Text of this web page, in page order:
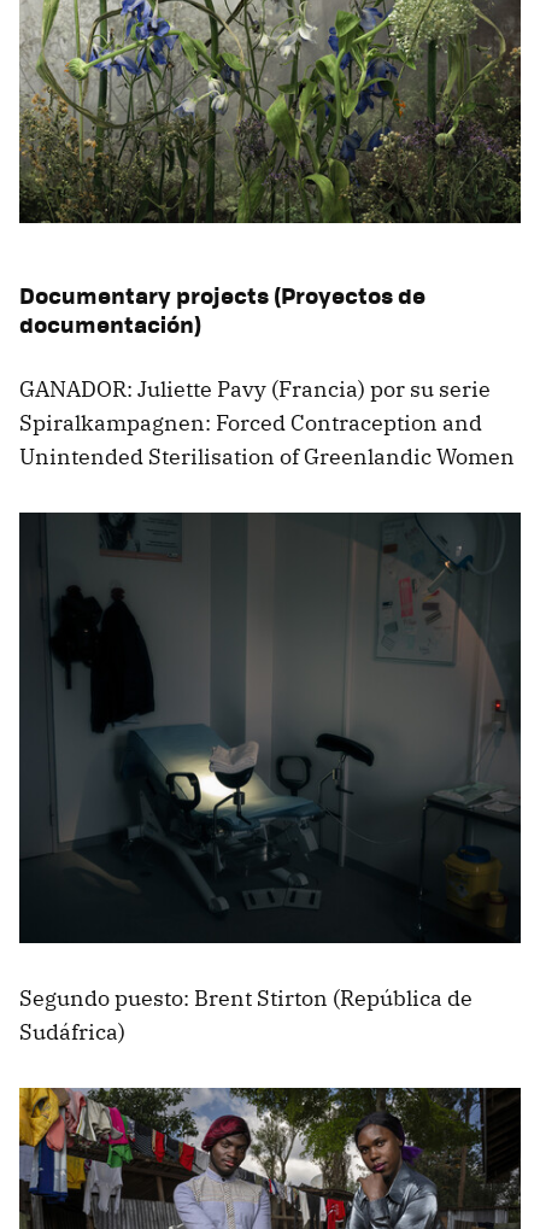
Documentary projects (Proyectos de
documentación)
GANADOR: Juliette Pavy (Francia) por su serie
Spiralkampagnen: Forced Contraception and
Unintended Sterilisation of Greenlandic Women
Segundo puesto: Brent Stirton (República de
Sudáfrica)